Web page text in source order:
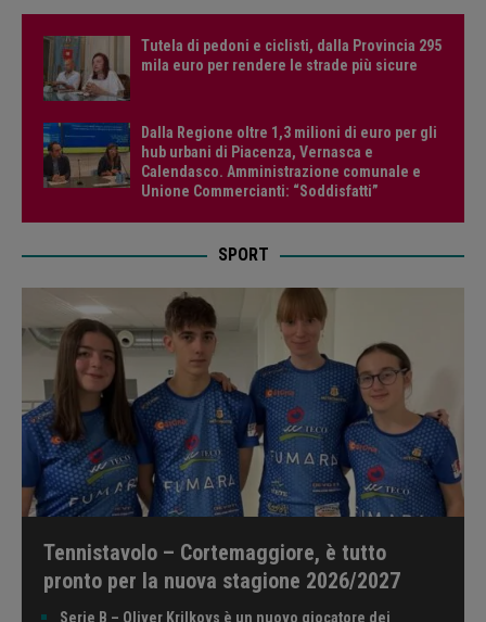
Tutela di pedoni e ciclisti, dalla Provincia 295
mila euro per rendere le strade più sicure
Dalla Regione oltre 1,3 milioni di euro per gli
hub urbani di Piacenza, Vernasca e
Calendasco. Amministrazione comunale e
Unione Commercianti: “Soddisfatti”
SPORT
Tennistavolo – Cortemaggiore, è tutto
pronto per la nuova stagione 2026/2027
Serie B – Oliver Krilkovs è un nuovo giocatore dei